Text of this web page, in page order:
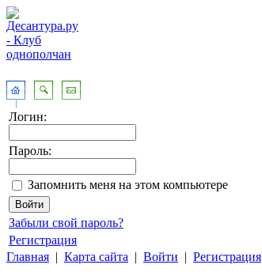
Логин:
Пароль:
Запомнить меня на этом компьютере
Забыли свой пароль?
Регистрация
Главная | Карта сайта | Войти | Регистрация